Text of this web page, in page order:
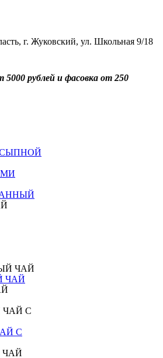
г. Жуковский, ул. Школьная 9/18
рублей и фасовка от 250
ЧАЙ
С